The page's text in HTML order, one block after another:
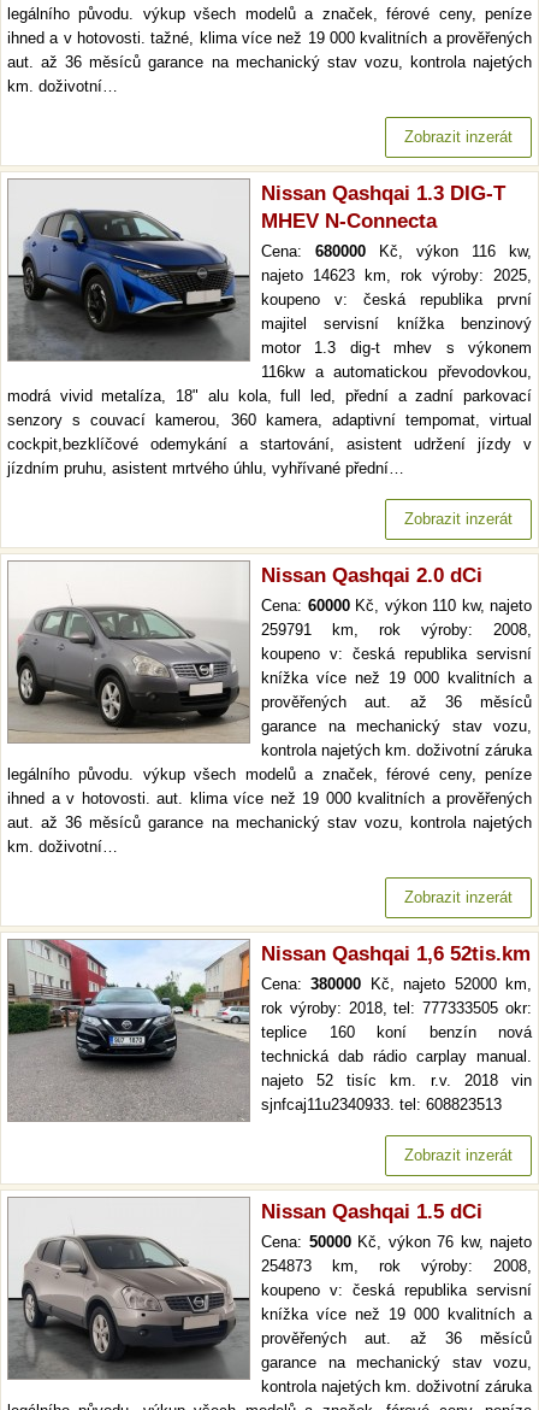
legálního původu. výkup všech modelů a značek, férové ceny, peníze
ihned a v hotovosti. tažné, klima více než 19 000 kvalitních a prověřených
aut. až 36 měsíců garance na mechanický stav vozu, kontrola najetých
km. doživotní…
Zobrazit inzerát
Nissan Qashqai 1.3 DIG-T
MHEV N-Connecta
Cena: 680000 Kč, výkon 116 kw,
najeto 14623 km, rok výroby: 2025,
koupeno v: česká republika první
majitel servisní knížka benzinový
motor 1.3 dig-t mhev s výkonem
116kw a automatickou převodovkou,
modrá vivid metalíza, 18" alu kola, full led, přední a zadní parkovací
senzory s couvací kamerou, 360 kamera, adaptivní tempomat, virtual
cockpit,bezklíčové odemykání a startování, asistent udržení jízdy v
jízdním pruhu, asistent mrtvého úhlu, vyhřívané přední…
Zobrazit inzerát
Nissan Qashqai 2.0 dCi
Cena: 60000Kč, výkon 110 kw, najeto
259791 km, rok výroby: 2008,
koupeno v: česká republika servisní
knížka více než 19 000 kvalitních a
prověřených aut. až 36 měsíců
garance na mechanický stav vozu,
kontrola najetých km. doživotní záruka
legálního původu. výkup všech modelů a značek, férové ceny, peníze
ihned a v hotovosti. aut. klima více než 19 000 kvalitních a prověřených
aut. až 36 měsíců garance na mechanický stav vozu, kontrola najetých
km. doživotní…
Zobrazit inzerát
Nissan Qashqai 1,6 52tis.km
Cena:380000 Kč, najeto 52000 km,
rok výroby: 2018, tel: 777333505 okr:
teplice 160 koní benzín nová
technická dab rádio carplay manual.
najeto 52 tisíc km. r.v. 2018 vin
sjnfcaj11u2340933. tel: 608823513
Zobrazit inzerát
Nissan Qashqai 1.5 dCi
Cena: 50000Kč, výkon 76 kw, najeto
254873 km, rok výroby: 2008,
koupeno v: česká republika servisní
knížka více než 19 000 kvalitních a
prověřených aut. až 36 měsíců
garance na mechanický stav vozu,
kontrola najetých km. doživotní záruka